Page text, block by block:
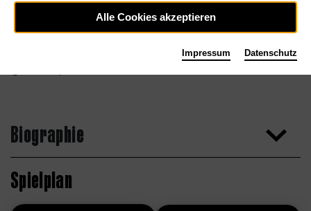
Biographie
Spielplan
Alle Cookies akzeptieren
Impressum Datenschutz